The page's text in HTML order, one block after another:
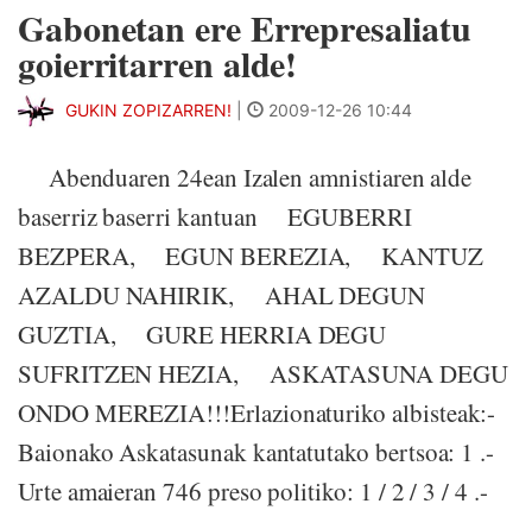
Gabonetan ere Errepresaliatu
goierritarren alde!
GUKIN ZOPIZARREN! 2009-12-26 10:44
Abenduaren 24ean Izalen amnistiaren alde
baserriz baserri kantuan EGUBERRI
BEZPERA, EGUN BEREZIA, KANTUZ
AZALDU NAHIRIK, AHAL DEGUN
GUZTIA, GURE HERRIA DEGU
SUFRITZEN HEZIA, ASKATASUNA DEGU
ONDO MEREZIA!!!Erlazionaturiko albisteak:-
Baionako Askatasunak kantatutako bertsoa: 1 .-
Urte amaieran 746 preso politiko: 1 / 2 / 3 / 4 .-